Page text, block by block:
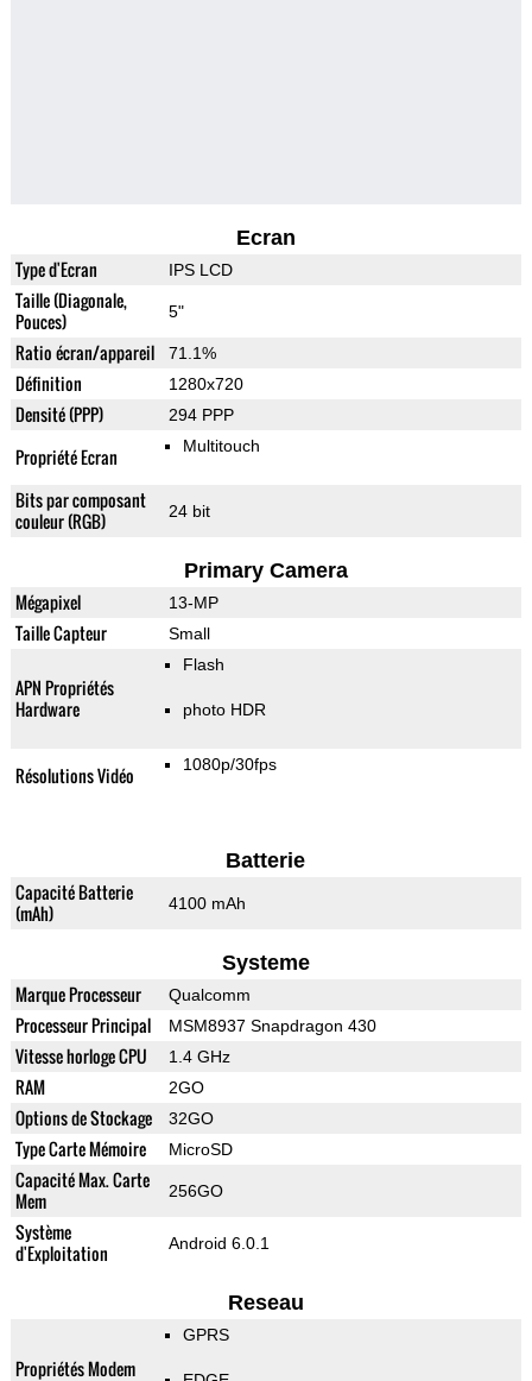
Ecran
Type d'Ecran IPS LCD
Taille (Diagonale,
Pouces)
5"
Ratio écran/appareil 71.1%
Définition 1280x720
Densité (PPP) 294 PPP
Propriété Ecran Multitouch
Bits par composant
couleur (RGB)
24 bit
Primary Camera
Mégapixel 13-MP
Taille Capteur Small
APN Propriétés
Hardware
Flash
photo HDR
Résolutions Vidéo 1080p/30fps
Batterie
Capacité Batterie
(mAh)
4100 mAh
Systeme
Marque Processeur Qualcomm
Processeur Principal MSM8937 Snapdragon 430
Vitesse horloge CPU 1.4 GHz
RAM 2GO
Options de Stockage 32GO
Type Carte Mémoire MicroSD
Capacité Max. Carte
Mem
256GO
Système
d'Exploitation
Android 6.0.1
Reseau
Propriétés Modem
GPRS